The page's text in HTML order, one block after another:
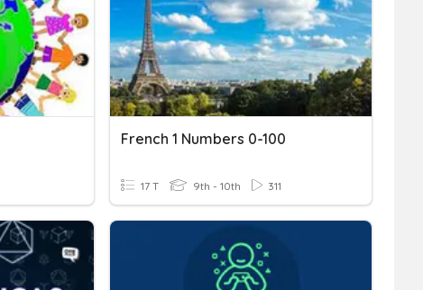
French 1 Numbers 0-100
17 T 9th - 10th 311